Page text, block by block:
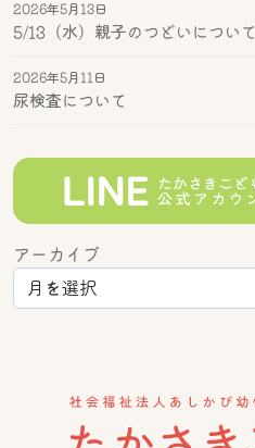
5/13（水）親子のつどいについて
2026年5月13日
尿検査について
2026年5月11日
アーカイブ